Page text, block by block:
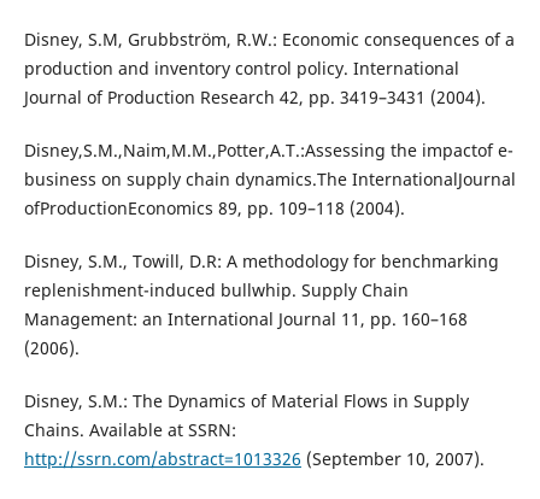
Disney, S.M, Grubbström, R.W.: Economic consequences of a
production and inventory control policy. International
Journal of Production Research 42, pp. 3419–3431 (2004).
Disney,S.M.,Naim,M.M.,Potter,A.T.:Assessing the impactof e-
business on supply chain dynamics.The InternationalJournal
ofProductionEconomics 89, pp. 109–118 (2004).
Disney, S.M., Towill, D.R: A methodology for benchmarking
replenishment-induced bullwhip. Supply Chain
Management: an International Journal 11, pp. 160–168
(2006).
Disney, S.M.: The Dynamics of Material Flows in Supply
Chains. Available at SSRN:
http://ssrn.com/abstract=1013326 (September 10, 2007).